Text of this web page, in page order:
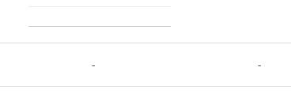
- -